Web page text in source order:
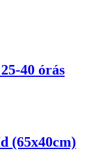
40 órás
(65x40cm)